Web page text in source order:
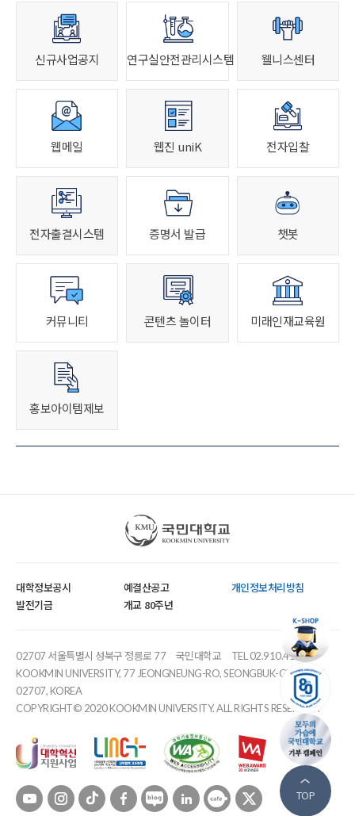
신규사업공지 연구실안전관리시스템 웰니스센터
웹메일 웹진 uniK 전자입찰
전자출결시스템 증명서 발급 챗봇
커뮤니티 콘텐츠 놀이터 미래인재교육원
홍보아이템제보
TOP
국민대학교
대학정보공시 예결산공고
개인정보처리방침
발전기금
개교 80주년
02707 서울특별시 성북구 정릉로 77 국민대학교
TEL 02.910.4114
KOOKMIN UNIVERSITY, 77 JEONGNEUNG-RO, SEONGBUK-GU, SEOUL,
02707, KOREA
COPYRIGHT© 2020 KOOKMIN UNIVERSITY. ALL RIGHTS RESERVED.
유튜브 인스타 틱톡 페이스북블로그 링크드인카페 트위터